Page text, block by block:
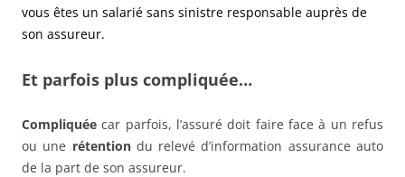
vous êtes un salarié sans sinistre responsable auprès de
son assureur.
Et parfois plus compliquée…
Compliquée car parfois, l’assuré doit faire face à un refus
ou une rétentiondu relevé d’information assurance auto
de la part de son assureur.